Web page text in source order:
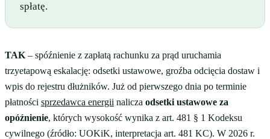
spłatę.
TAK – spóźnienie z zapłatą rachunku za prąd uruchamia
trzyetapową eskalację: odsetki ustawowe, groźba odcięcia dostaw i
wpis do rejestru dłużników. Już od pierwszego dnia po terminie
płatności sprzedawca energii nalicza odsetki ustawowe za
opóźnienie, których wysokość wynika z art. 481 § 1 Kodeksu
cywilnego (źródło: UOKiK, interpretacja art. 481 KC). W 2026 r.